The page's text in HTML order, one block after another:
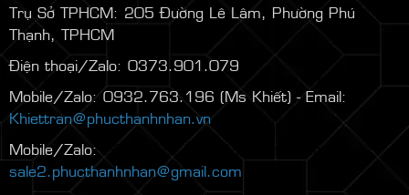
Trụ Sở TPHCM: 205 Đường Lê Lâm, Phường Phú
Thạnh, TPHCM
Điện thoại/Zalo: 0373.901.079
Mobile/Zalo: 0932.763.196 (Ms Khiết) - Email:
Khiettran@phucthanhnhan.vn
Mobile/Zalo:
0986.272.500
sale2.phucthanhnhan@gmail.com